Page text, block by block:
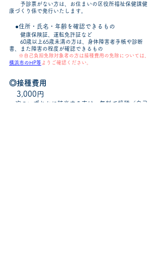
予診票がない方は、お住まいの区役所福祉保健課健
康づくり係で発行いたします。
●住所・氏名・年齢を確認できるもの
健康保険証、運転免許証など
60歳以上65歳未満の方は、身体障害者手帳や診断
書、また障害の程度が確認できるもの
※自己負担免除対象者の方は接種費用の免除については、
横浜市のHP等 よりご確認ください。
◎接種費用
3,000円
次のいずれかに該当する方は、無料で接種（自己